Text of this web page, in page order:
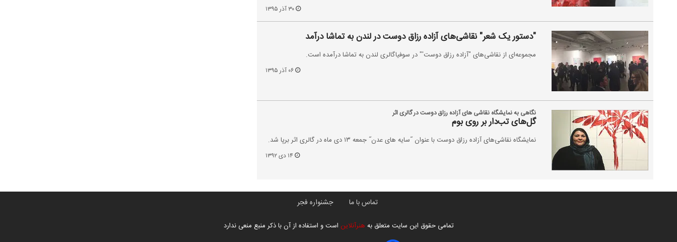
۳۰ آذر ۱۳۹۵
"دستور یک شعر" نقاشی‌های آزاده رزاق دوست در لندن به تماشا درآمد
مجموعه‌ای از نقاشی‌های "آزاده رزاق دوست'" در سوفیاگالری لندن به تماشا درآمده است.
۰۶ آذر ۱۳۹۵
نگاهی به نمایشگاه نقاشی های آزاده رزاق دوست در گالری اثر
گل‌های تب‌دار بر روی بوم
نمایشگاه نقاشی‌های آزاده رزاق دوست با عنوان ˝سایه های عدن˝ جمعه ۱۳ دی ماه در گالری اثر برپا شد.
۱۴ دی ۱۳۹۲
تماس با ما جشنواره فجر
تمامی حقوق این سایت متعلق به هنرآنلاین است و استفاده از آن با ذکر منبع منعی ندارد